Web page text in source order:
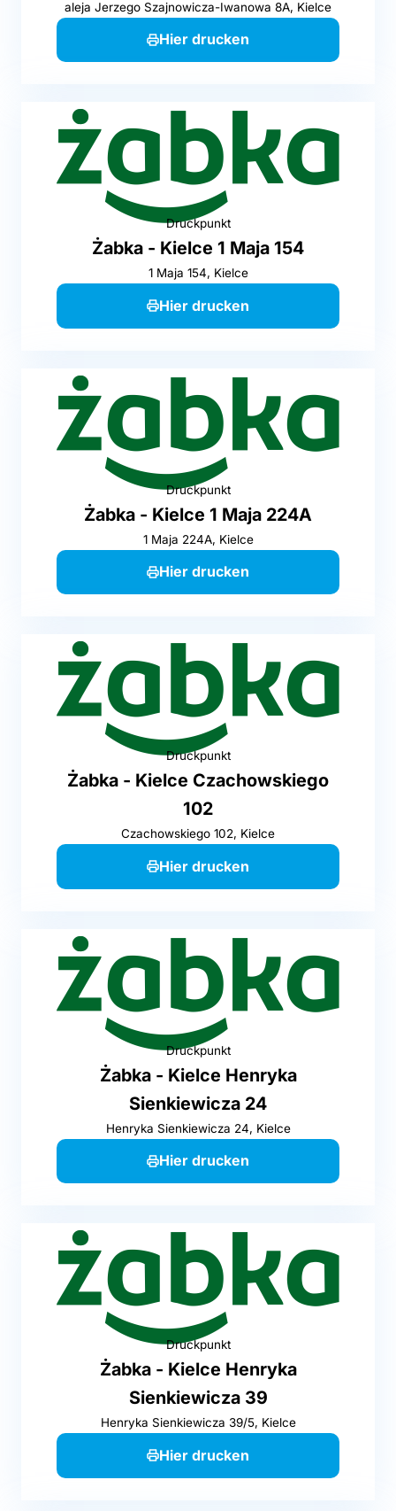
aleja Jerzego Szajnowicza-Iwanowa 8A, Kielce
Hier drucken
Druckpunkt
Żabka - Kielce 1 Maja 154
1 Maja 154, Kielce
Hier drucken
Druckpunkt
Żabka - Kielce 1 Maja 224A
1 Maja 224A, Kielce
Hier drucken
Druckpunkt
Żabka - Kielce Czachowskiego
102
Czachowskiego 102, Kielce
Hier drucken
Druckpunkt
Żabka - Kielce Henryka
Sienkiewicza 24
Henryka Sienkiewicza 24, Kielce
Hier drucken
Druckpunkt
Żabka - Kielce Henryka
Sienkiewicza 39
Henryka Sienkiewicza 39/5, Kielce
Hier drucken